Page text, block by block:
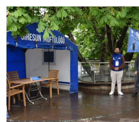
Çankırı Müftülüğü
Çorum Müftülüğü
Denizli Müftülüğü
Diyarbakır Müftülüğü
Düzce Müftülüğü
Bilim, Teknoloji
Biyografiler
Diyanet TV
İhtida Haberleri
YAŞAM